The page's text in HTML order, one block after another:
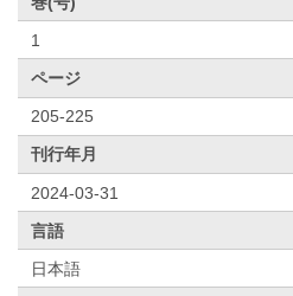
1
ページ
205-225
刊行年月
2024-03-31
言語
日本語